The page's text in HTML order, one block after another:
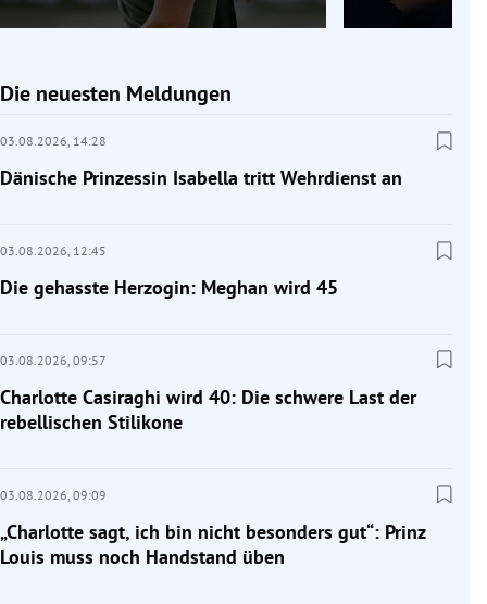
Die neuesten Meldungen
03.08.2026, 14:28
Dänische Prinzessin Isabella tritt Wehrdienst an
03.08.2026, 12:45
Die gehasste Herzogin: Meghan wird 45
03.08.2026, 09:57
Charlotte Casiraghi wird 40: Die schwere Last der
rebellischen Stilikone
03.08.2026, 09:09
„Charlotte sagt, ich bin nicht besonders gut“: Prinz
Louis muss noch Handstand üben